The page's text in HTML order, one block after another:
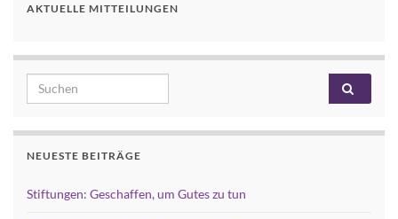
AKTUELLE MITTEILUNGEN
Search for:
NEUESTE BEITRÄGE
Stiftungen: Geschaffen, um Gutes zu tun